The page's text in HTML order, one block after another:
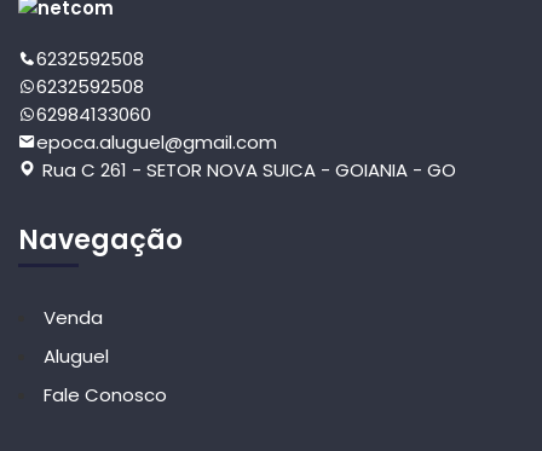
6232592508
6232592508
62984133060
epoca.aluguel@gmail.com
Rua C 261 - SETOR NOVA SUICA - GOIANIA - GO
Navegação
Venda
Aluguel
Fale Conosco